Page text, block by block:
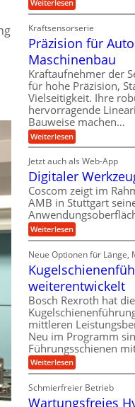
n
d
e
r
i
e
b
e
f
ü
r
r
a
u
e
U
m
g
e
b
n
g
e
n
u
n
d
A
u
f
t
r
a
g
s
i
n
g
a
n
g
s
l
o
s
e
,
w
e
n
i
g
e
r
S
t
e
l
l
n
Weiterlesen
Z
h
n
s
t
a
n
g
e
n
g
e
t
r
i
b
e
f
ü
r
p
r
z
i
e
H
u
b
b
e
w
e
g
n
g
Kraftsensorserie
Präzision für
Maschinenbau
Kraftaufnehmer der
für hohe Präzision,
Vielseitigkeit. Ihre
hervorragende
Bauweise machen…
Weiterlesen:
P
ä
z
i
s
i
o
n
f
ü
r
A
u
t
o
m
o
i
v
e
u
n
d
M
a
Jetzt auch als Web-App
Digitaler
Coscom zeigt im
AMB in Stuttgart
Weiterlesen:
D
g
i
t
a
l
e
r
W
e
r
k
z
e
u
Neue Optionen für Länge,
weiterentwickelt
Bosch Rexroth hat die
mittleren
Neu im Programm
Führungsschienen
Weiterlesen:
K
g
e
Schmierfreier Betrieb
Wartungsfreies